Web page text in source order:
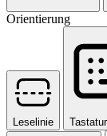
Orientierung
Leselinie